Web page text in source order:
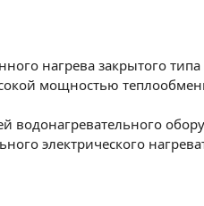
нагрева закрытого
мощностью
водонагревательного
электрического